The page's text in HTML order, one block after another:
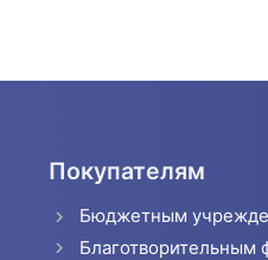
Покупателям
Бюджетным
Благотворительным